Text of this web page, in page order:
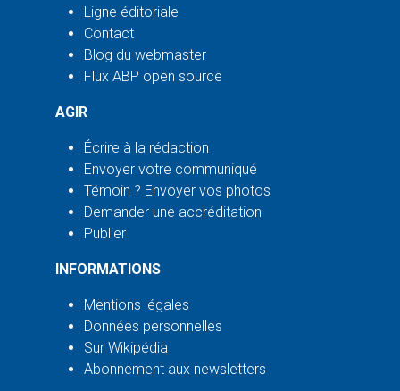
Ligne éditoriale
Contact
Blog du webmaster
Flux ABP open source
AGIR
Écrire à la rédaction
Envoyer votre communiqué
Témoin ? Envoyer vos photos
Demander une accréditation
Publier
INFORMATIONS
Mentions légales
Données personnelles
Sur Wikipédia
Abonnement aux newsletters